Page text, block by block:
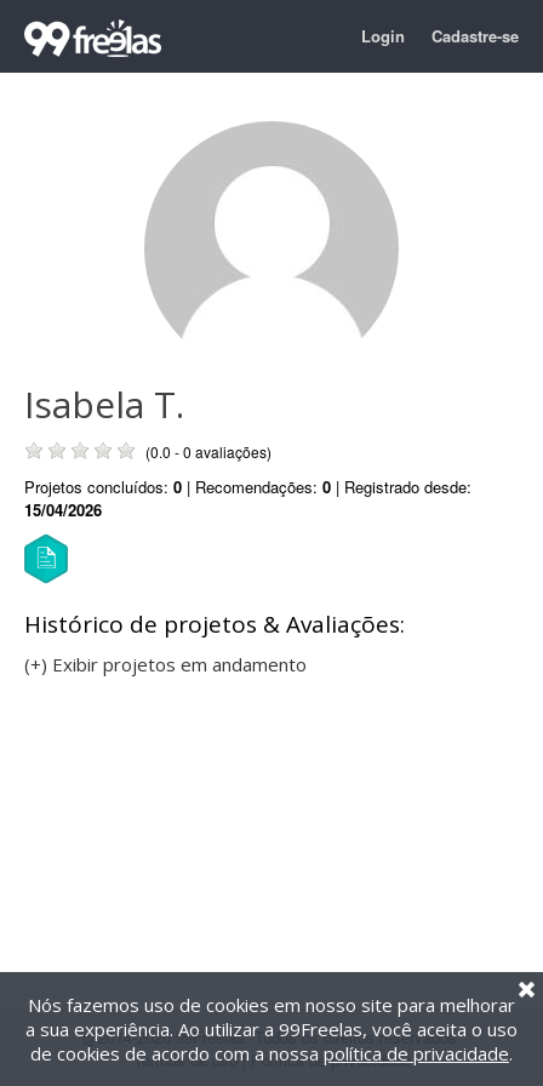
Login Cadastre-se
Isabela T.
(0.0 - 0 avaliações)
Projetos concluídos: 0 | Recomendações: 0 | Registrado desde:
15/04/2026
Histórico de projetos & Avaliações:
(+) Exibir projetos em andamento
@2014-2026 99Freelas. Todos os direitos reservados.
Termos de uso| Política de privacidade
Nós fazemos uso de cookies em nosso site para melhorar
a sua experiência. Ao utilizar a 99Freelas, você aceita o uso
de cookies de acordo com a nossa política de privacidade.